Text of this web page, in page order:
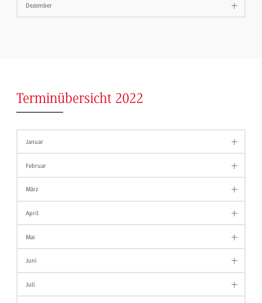
Dezember
Terminübersicht 2022
Januar
Februar
März
April
Mai
Juni
Juli